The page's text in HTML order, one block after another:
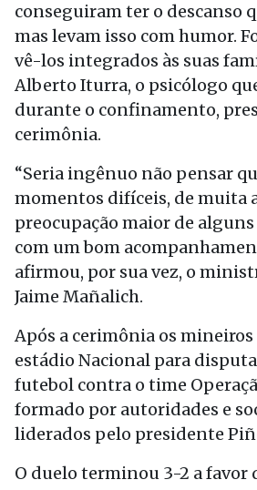
conseguiram ter o descanso
mas levam isso com humor.
vê-los integrados às suas
Alberto Iturra, o psicólogo
durante o confinamento,
cerimônia.
“Seria ingênuo não pensar
momentos difíceis, de muita
preocupação maior de alguns
com um bom
afirmou, por sua vez, o
Jaime Mañalich.
Após a cerimônia os
estádio Nacional para
futebol contra o time
formado por autoridades e
liderados pelo presidente
O duelo terminou 3-2 a favor